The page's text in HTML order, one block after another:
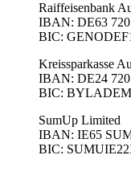
Raiffeisenbank
IBAN: DE63 720
BIC:
Kreissparkasse
IBAN: DE24 720
BIC:
SumUp Limited
IBAN: IE65
BIC: